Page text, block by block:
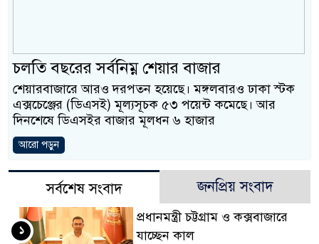
মাননীয় প্রধানমন্ত্রী,
সিল-স্বাক্ষর জালিয়াতি চক্রের
উদ্ধার
প্রধানমন্ত্রী
মিরপুর মডেল থানার
মাদক কারবারি গ্রেফতার
চলতি বছরের সর্বনিম্ন শেয়ার বাজার
শেয়ারবাজারে আরও দরপতন হয়েছে। মঙ্গলবারও ঢাকা স্টক
এক্সচেঞ্জের (ডিএসই) মূল্যসূচক ৫৩ পয়েন্ট কমেছে। আর
দিনশেষে ডিএসইর বাজার মূলধন ৬ হাজার
আরো পড়ুন
সর্বশেষ সংবাদ জনপ্রিয় সংবাদ
প্রধানমন্ত্রী চট্টগ্রাম ও কক্সবাজারে
যাচ্ছেন কাল
১